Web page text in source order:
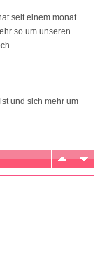
seit einem monat
so um unseren
und sich mehr um